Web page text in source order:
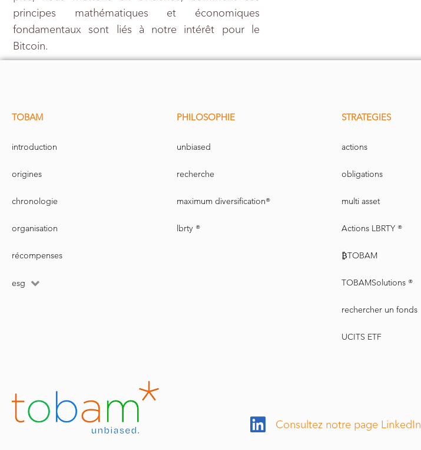
principes mathématiques et économiques
fondamentaux sont liés à notre intérêt pour le
Bitcoin.
TOBAM
introduction
origines
chronologie
organisation
récompenses
esg
PHILOSOPHIE
unbiased
recherche
maximum diversification®
lbrty ®
STRATEGIES
actions
obligations
multi asset
Actions LBRTY ®
₿TOBAM
TOBAMSolutions ®
rechercher un fonds
UCITS ETF
Consultez notre page LinkedIn